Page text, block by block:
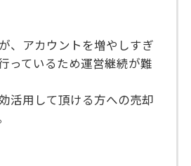
、アカウントを増やしすぎ
っているため運営継続が難
活用して頂ける方への売却